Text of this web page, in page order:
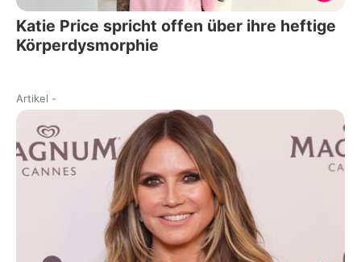
Katie Price spricht offen über ihre heftige
Körperdysmorphie
Artikel -